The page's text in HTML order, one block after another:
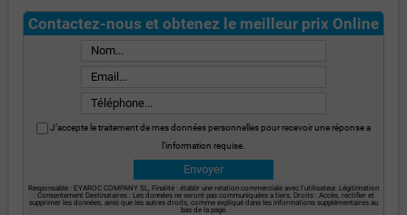
Contactez-nous et obtenez le meilleur prix Online
J’accepte le traitement de mes données personnelles pour recevoir une réponse a
l’information requise.
Responsable : EYAROC COMPANY SL, Finalité : établir une relation commerciale avec l’utilisateur. Légitimation
: Consentement Destinataires : Les données ne seront pas communiquées a tiers, Droits : Accès, rectifier et
supprimer les données, ainsi que les autres droits, comme expliqué dans les informations supplémentaires au
bas de la page.